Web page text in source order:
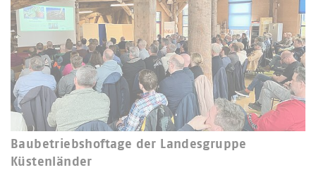
Baubetriebshoftage der Landesgruppe
Küstenländer